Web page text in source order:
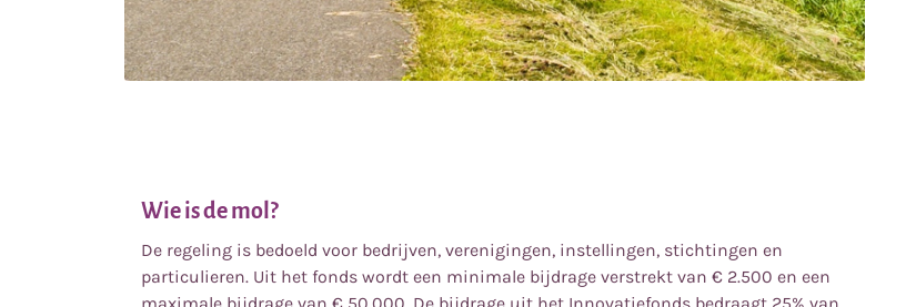
Wie is de mol?
De regeling is bedoeld voor bedrijven, verenigingen, instellingen, stichtingen en
particulieren. Uit het fonds wordt een minimale bijdrage verstrekt van € 2.500 en een